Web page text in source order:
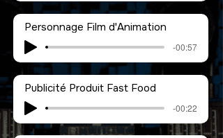
Personnage Film d'Animation
-00:57
Publicité Produit Fast Food
-00:22